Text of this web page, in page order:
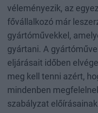
véleményezik, az
fővállalkozó már
gyártóművekkel,
gyártani. A
eljárásait időben
meg kell tenni azért,
mindenben
szabályzat